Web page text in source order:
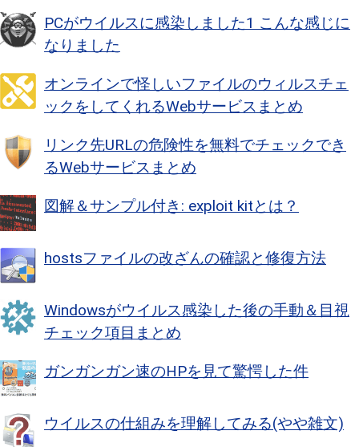
PCがウイルスに感染しました1 こんな感じに
なりました
オンラインで怪しいファイルのウィルスチェ
ックをしてくれるWebサービスまとめ
リンク先URLの危険性を無料でチェックでき
るWebサービスまとめ
図解＆サンプル付き: exploit kitとは？
hostsファイルの改ざんの確認と修復方法
Windowsがウイルス感染した後の手動＆目視
チェック項目まとめ
ガンガンガン速のHPを見て驚愕した件
ウイルスの仕組みを理解してみる(やや雑文)